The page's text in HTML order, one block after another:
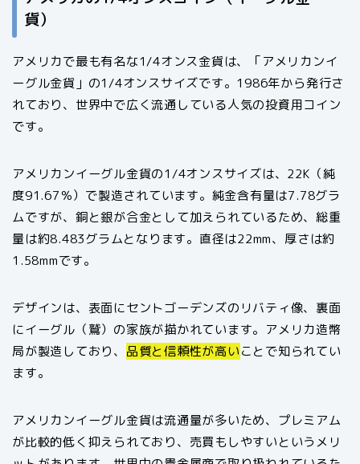
貨）
アメリカで最も有名な1/4オンス金貨は、「アメリカンイ
ーグル金貨」の1/4オンスサイズです。1986年から発行さ
れており、世界中で広く流通している人気の投資用コイン
です。
アメリカンイーグル金貨の1/4オンスサイズは、22K（純
度91.67％）で製造されています。純金含有量は7.78グラ
ムですが、銅と銀が合金として加えられているため、総重
量は約8.483グラムとなります。直径は22mm、厚さは約
1.58mmです。
デザインは、表面にセントゴーデンズのリバティ像、裏面
にイーグル（鷲）の家族が描かれています。アメリカ造幣
局が製造しており、 品質と信頼性が高いことで知られてい
ます。
アメリカンイーグル金貨は流通量が多いため、プレミアム
が比較的低く抑えられており、売買もしやすいというメリ